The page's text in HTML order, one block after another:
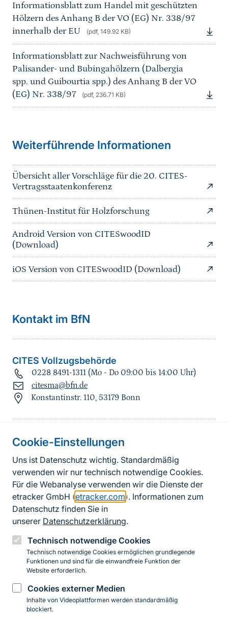
Cookie-Einstellungen
Uns ist Datenschutz wichtig. Standardmäßig
verwenden wir nur technisch notwendige Cookies.
Für die Webanalyse verwenden wir die Dienste der
etracker GmbH (etracker.com ). Informationen zum
Datenschutz finden Sie in
unserer Datenschutzerklärung.
Technisch notwendige Cookies
Technisch notwendige Cookies ermöglichen grundlegende
Funktionen und sind für die einwandfreie Funktion der
Website erforderlich.
Cookies externer Medien
Inhalte von Videoplattformen werden standardmäßig
blockiert.
Informationsblatt zum Handel mit geschützten
Hölzern des Anhang B der VO (EG) Nr. 338/97
innerhalb der EU
(pdf, 149.92 KB)
Informationsblatt zur Nachweisführung von
Palisander- und Bubingahölzern (Dalbergia
spp. und Guibourtia spp.) des Anhang B der VO
(EG) Nr. 338/97
(pdf, 236.71 KB)
Weiterführende Informationen
Übersicht aller Vorschläge für die 20. CITES-
Vertragsstaatenkonferenz
Thünen-Institut für Holzforschung
Android Version von CITESwoodID
(Download)
iOS Version von CITESwoodID (Download)
Kontakt im BfN
CITES Vollzugsbehörde
0228 8491-1311 (Mo - Do 09:00 bis 14:00 Uhr)
citesma@bfn.de
Konstantinstr. 110, 53179 Bonn
Informationen zur Seite
FußzeileKontakt zum BfN
Kontaktformular
Erklärung zur Barrierefreiheit
Impressum
Datenschutz
InstagramFacebookYouTubeLinkedIn